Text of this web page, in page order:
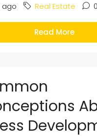
ago Real Estate 0
Read More